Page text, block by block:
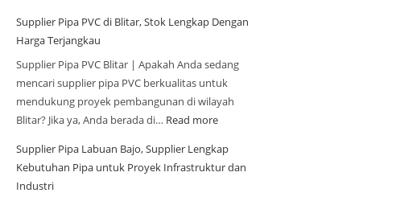
Supplier Pipa PVC di Blitar, Stok Lengkap Dengan
Harga Terjangkau
Supplier Pipa PVC Blitar | Apakah Anda sedang
mencari supplier pipa PVC berkualitas untuk
mendukung proyek pembangunan di wilayah
Blitar? Jika ya, Anda berada di… Read more
Supplier Pipa Labuan Bajo, Supplier Lengkap
Kebutuhan Pipa untuk Proyek Infrastruktur dan
Industri